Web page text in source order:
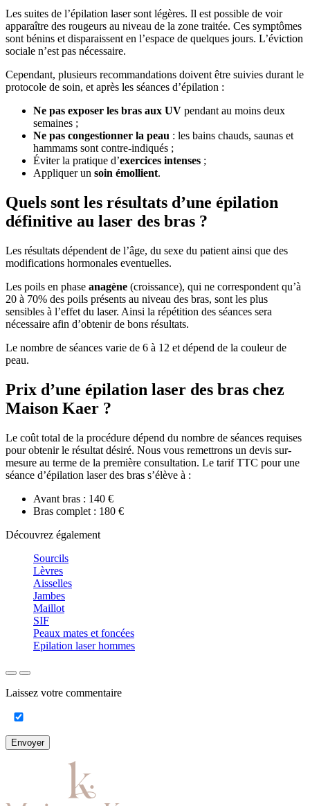
Les suites de l’épilation laser sont légères. Il est possible de voir
apparaître des rougeurs au niveau de la zone traitée. Ces symptômes
sont bénins et disparaissent en l’espace de quelques jours. L’éviction
sociale n’est pas nécessaire.
Cependant, plusieurs recommandations doivent être suivies durant le
protocole de soin, et après les séances d’épilation :
Ne pas exposer les bras aux UV pendant au moins deux
semaines ;
Ne pas congestionner la peau : les bains chauds, saunas et
hammams sont contre-indiqués ;
Éviter la pratique d’exercices intenses ;
Appliquer un soin émollient.
Quels sont les résultats d’une épilation
définitive au laser des bras ?
Les résultats dépendent de l’âge, du sexe du patient ainsi que des
modifications hormonales eventuelles.
Les poils en phase anagène (croissance), qui ne correspondent qu’à
20 à 70% des poils présents au niveau des bras, sont les plus
sensibles à l’effet du laser. Ainsi la répétition des séances sera
nécessaire afin d’obtenir de bons résultats.
Le nombre de séances varie de 6 à 12 et dépend de la couleur de
peau.
Prix d’une épilation laser des bras chez
Maison Kaer ?
Le coût total de la procédure dépend du nombre de séances requises
pour obtenir le résultat désiré. Nous vous remettrons un devis sur-
mesure au terme de la première consultation. Le tarif TTC pour une
séance d’épilation laser des bras s’élève à :
Avant bras : 140 €
Bras complet : 180 €
Découvrez également
Sourcils
Lèvres
Aisselles
Jambes
Maillot
SIF
Peaux mates et foncées
Epilation laser hommes
Laissez votre commentaire
Envoyer